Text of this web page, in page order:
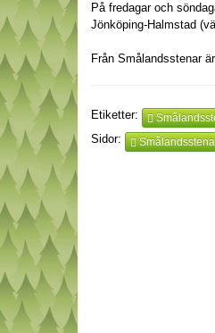
På fredagar och
Jönköping-Halmstad
Från Smålandsstenar
Etiketter:
Sidor: